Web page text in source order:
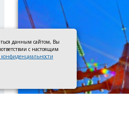
данным сайтом, Вы
с настоящим